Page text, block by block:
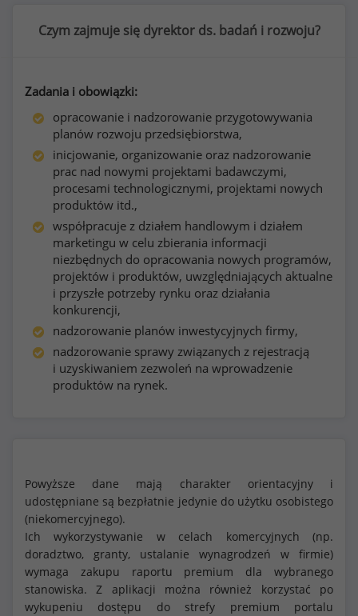
Czym zajmuje się dyrektor ds. badań i rozwoju?
Zadania i obowiązki:
opracowanie i nadzorowanie przygotowywania
planów rozwoju przedsiębiorstwa,
inicjowanie, organizowanie oraz nadzorowanie
prac nad nowymi projektami badawczymi,
procesami technologicznymi, projektami nowych
produktów itd.,
współpracuje z działem handlowym i działem
marketingu w celu zbierania informacji
niezbędnych do opracowania nowych programów,
projektów i produktów, uwzględniających aktualne
i przyszłe potrzeby rynku oraz działania
konkurencji,
nadzorowanie planów inwestycyjnych firmy,
nadzorowanie sprawy związanych z rejestracją
i uzyskiwaniem zezwoleń na wprowadzenie
produktów na rynek.
Powyższe dane mają charakter orientacyjny i
udostępniane są bezpłatnie jedynie do użytku osobistego
(niekomercyjnego).
Ich wykorzystywanie w celach komercyjnych (np.
doradztwo, granty, ustalanie wynagrodzeń w firmie)
wymaga zakupu raportu premium dla wybranego
stanowiska. Z aplikacji można również korzystać po
wykupeniu dostępu do strefy premium portalu